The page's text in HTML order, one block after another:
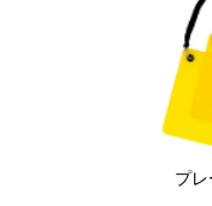
プ